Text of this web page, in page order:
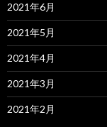
2021年6月
2021年5月
2021年4月
2021年3月
2021年2月